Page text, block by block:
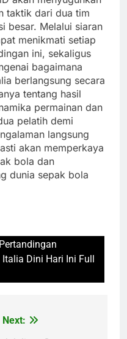
taktik dari dua tim
besar. Melalui siaran
menikmati setiap
ini, sekaligus
bagaimana
berlangsung secara
tentang hasil
permainan dan
pelatih demi
langsung
akan memperkaya
bola dan
dunia sepak bola
Italia Dini Hari Ini Full
Next: